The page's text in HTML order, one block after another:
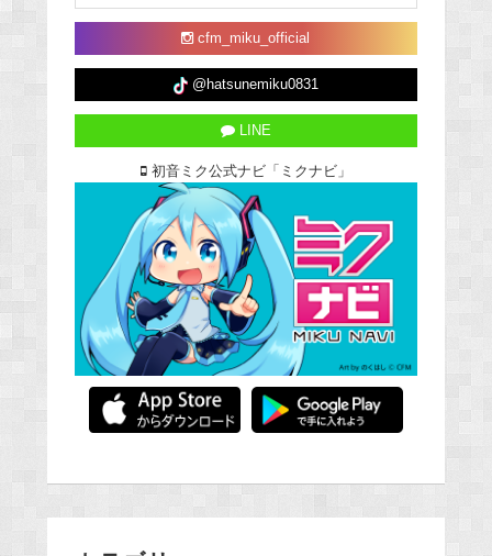
cfm_miku_official
@hatsunemiku0831
LINE
初音ミク公式ナビ「ミクナビ」